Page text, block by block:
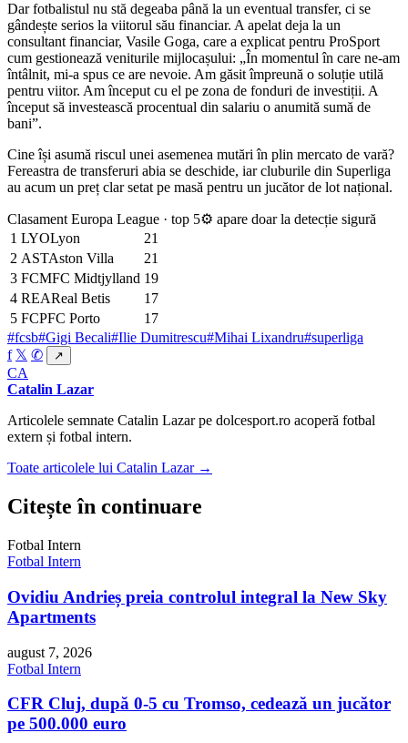
Dar fotbalistul nu stă degeaba până la un eventual transfer, ci se
gândește serios la viitorul său financiar. A apelat deja la un
consultant financiar, Vasile Goga, care a explicat pentru ProSport
cum gestionează veniturile mijlocașului: „În momentul în care ne-am
întâlnit, mi-a spus ce are nevoie. Am găsit împreună o soluție utilă
pentru viitor. Am început cu el pe zona de fonduri de investiții. A
început să investească procentual din salariu o anumită sumă de
bani”.
Cine își asumă riscul unei asemenea mutări în plin mercato de vară?
Fereastra de transferuri abia se deschide, iar cluburile din Superliga
au acum un preț clar setat pe masă pentru un jucător de lot național.
Clasament Europa League · top 5⚙ apare doar la detecție sigură
1 LYOLyon
21
2 ASTAston Villa
21
3 FCMFC Midtjylland 19
4 REAReal Betis
17
5 FCPFC Porto
17
#fcsb#Gigi Becali#Ilie Dumitrescu#Mihai Lixandru#superliga
f 𝕏 ✆ ↗
CA
Catalin Lazar
Articolele semnate Catalin Lazar pe dolcesport.ro acoperă fotbal
extern și fotbal intern.
Toate articolele lui Catalin Lazar →
Citește în continuare
Fotbal Intern
Fotbal Intern
Ovidiu Andrieș preia controlul integral la New Sky
Apartments
august 7, 2026
Fotbal Intern
CFR Cluj, după 0-5 cu Tromso, cedează un jucător
pe 500.000 euro